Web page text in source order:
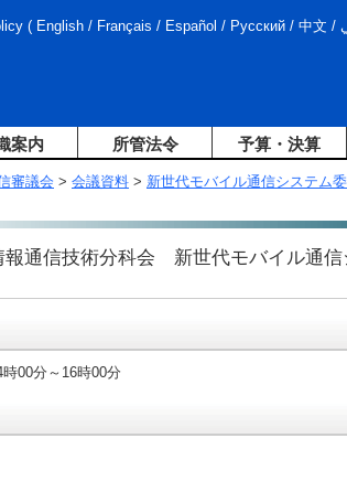
( English / Français / Español / Русский / 中文 /
案内 所管法令 予算・決算
審議会 > 会議資料 > 新世代モバイル通信システム
通信技術分科会 新世代モバイル通信
00分～16時00分